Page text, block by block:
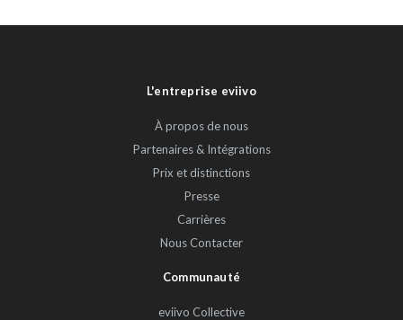
L'entreprise eviivo
À propos de nous
Partenaires & Intégrations
Prix et distinctions
Presse
Carrières
Nous Contacter
Communauté
eviivo Collective